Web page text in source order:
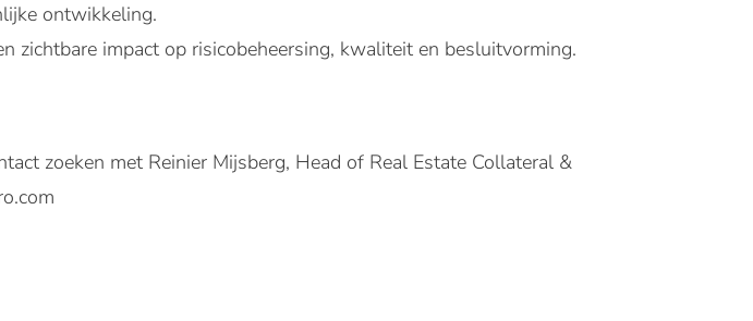
ontwikkeling.
zichtbare impact op risicobeheersing, kwaliteit en besluitvorming.
zoeken met Reinier Mijsberg, Head of Real Estate Collateral &